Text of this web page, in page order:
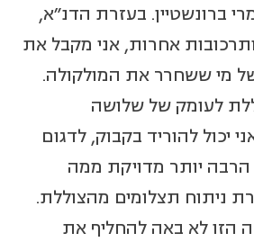
ברונשטיין. בעזרת הדנ"א,
ותרכובות אחרות, אני מקבל את
מי ששחרר את המולקולה.
לעומק של שלושה
יכול להוריד בקבוק, לדגום
הרבה יותר מדויקת ממה
ניתוח תצלומים מהצוללת.
הזו לא באה להחליף את